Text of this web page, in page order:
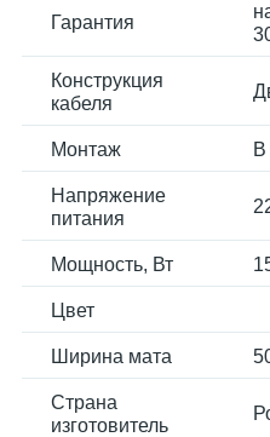
Гарантия
Конструкция
кабеля
Монтаж В
Напряжение
питания
Мощность, Вт
Цвет
Ширина мата
Страна
изготовитель